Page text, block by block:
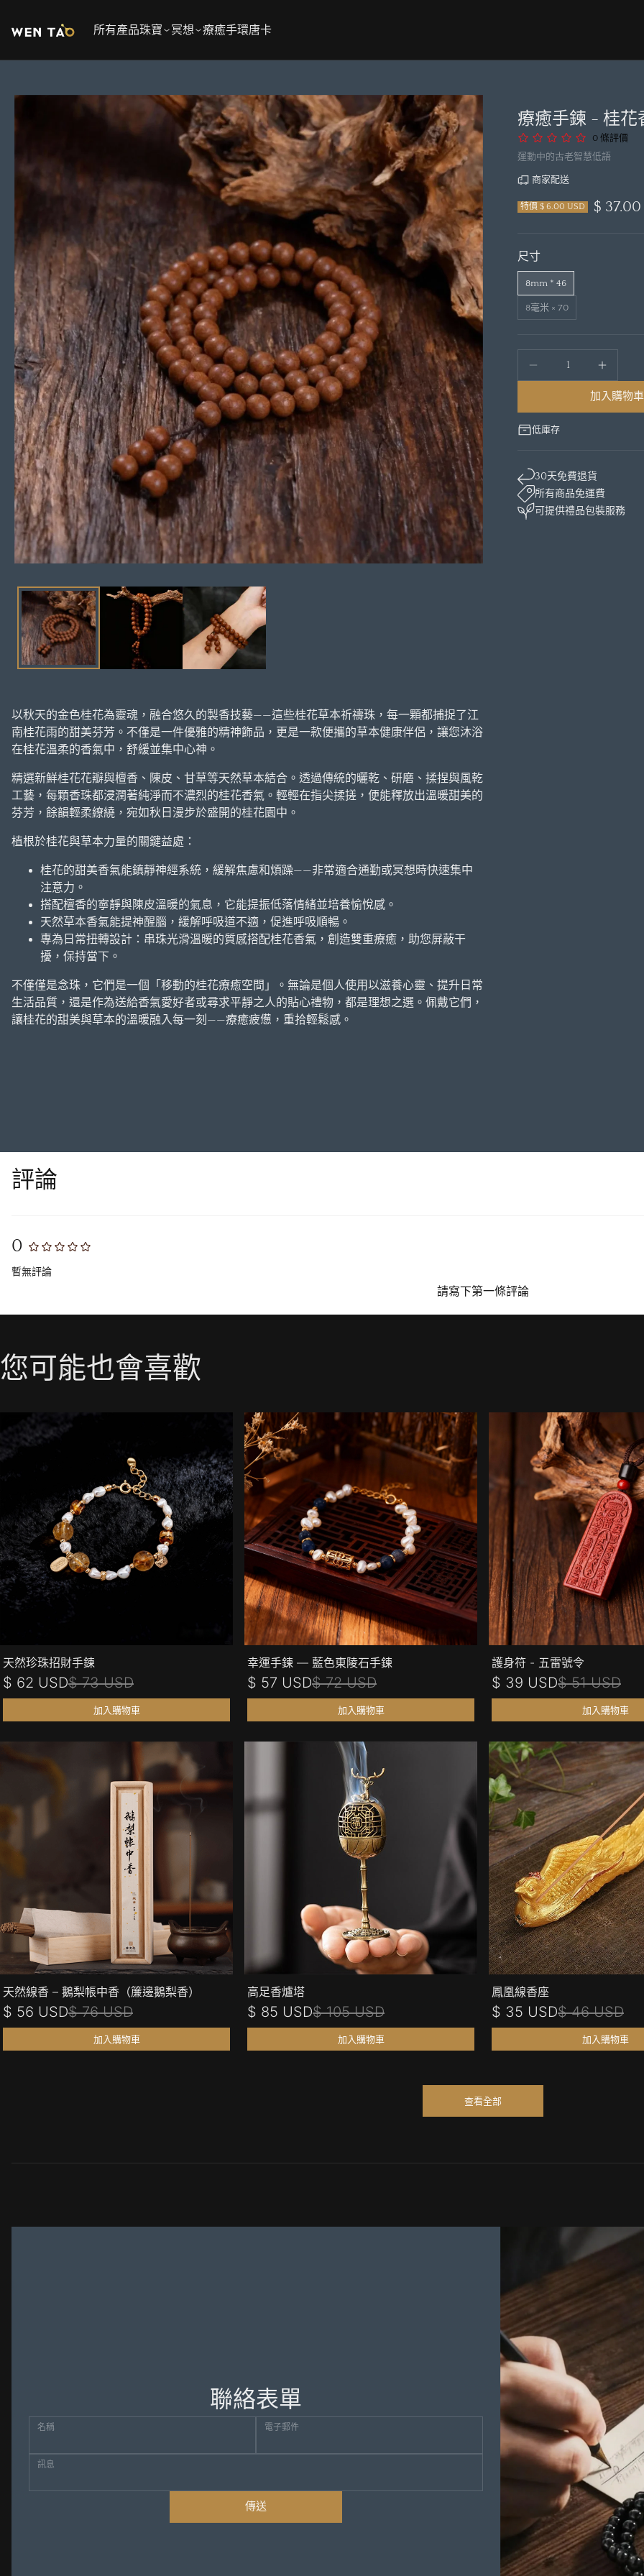
容
所有產品珠寶 冥想 療癒手環唐卡
至
模
態
視
窗
中
媒
體
1
以秋天的金色桂花為靈魂，融合悠久的製香技藝——這些桂花草本祈禱珠，每一顆都捕捉了江
南桂花雨的甜美芬芳。不僅是一件優雅的精神飾品，更是一款便攜的草本健康伴侶，讓您沐浴
在桂花溫柔的香氣中，舒緩並集中心神。
精選新鮮桂花花瓣與檀香、陳皮、甘草等天然草本結合。透過傳統的曬乾、研磨、揉捏與風乾
工藝，每顆香珠都浸潤著純淨而不濃烈的桂花香氣。輕輕在指尖揉搓，便能釋放出溫暖甜美的
芬芳，餘韻輕柔繚繞，宛如秋日漫步於盛開的桂花園中。
植根於桂花與草本力量的關鍵益處：
桂花的甜美香氣能鎮靜神經系統，緩解焦慮和煩躁——非常適合通勤或冥想時快速集中
注意力。
搭配檀香的寧靜與陳皮溫暖的氣息，它能提振低落情緒並培養愉悅感。
天然草本香氣能提神醒腦，緩解呼吸道不適，促進呼吸順暢。
專為日常扭轉設計：串珠光滑溫暖的質感搭配桂花香氣，創造雙重療癒，助您屏蔽干
擾，保持當下。
不僅僅是念珠，它們是一個「移動的桂花療癒空間」。無論是個人使用以滋養心靈、提升日常
生活品質，還是作為送給香氣愛好者或尋求平靜之人的貼心禮物，都是理想之選。佩戴它們，
讓桂花的甜美與草本的溫暖融入每一刻——療癒疲憊，重拾輕鬆感。
療癒手鍊 - 桂花
0 條評價
運動中的古老智慧低語
商家配送
$ 37.00
特價 $ 6.00 USD
尺寸
8mm * 46
8毫米 × 70
加入購物車
低庫存
30天免費退貨
所有商品免運費
可提供禮品包裝服務
評論
0
暫無評論
請寫下第一條評論
您可能也會喜歡
天然珍珠招財手鍊
$ 62 USD$ 73 USD
加入購物車
幸運手鍊 — 藍色東陵石手鍊
$ 57 USD$ 72 USD
加入購物車
護身符 - 五雷號令
$ 39 USD$ 51 USD
加入購物車
天然線香 – 鵝梨帳中香（簾邊鵝梨香）
$ 56 USD$ 76 USD
加入購物車
高足香爐塔
$ 85 USD$ 105 USD
加入購物車
鳳凰線香座
$ 35 USD$ 46 USD
加入購物車
查看全部
聯絡表單
名稱 電子郵件
訊息
傳送